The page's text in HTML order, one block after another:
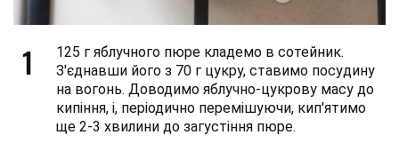
1
125 г яблучного пюре кладемо в сотейник.
З'єднавши його з 70 г цукру, ставимо посудину
на вогонь. Доводимо яблучно-цукрову масу до
кипіння, і, періодично перемішуючи, кип'ятимо
ще 2-3 хвилини до загустіння пюре.